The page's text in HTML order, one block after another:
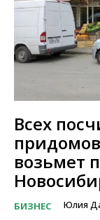
Всех
возьмет
БИЗНЕС Юлия